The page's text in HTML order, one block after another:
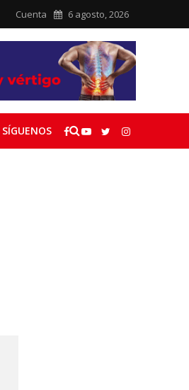
Cuenta 6 agosto, 2026
SÍGUENOS